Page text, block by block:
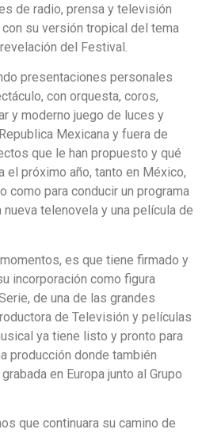
de radio, prensa y televisión
su versión tropical del tema
del Festival.
presentaciones personales
con orquesta, coros,
y moderno juego de luces y
Mexicana y fuera de
que le han propuesto y qué
el próximo año, tanto en México,
como para conducir un programa
nueva telenovela y una película de
es que tiene firmado y
incorporación como figura
de una de las grandes
de Televisión y películas
ya tiene listo y pronto para
producción donde también
en Europa junto al Grupo
que continuara su camino de